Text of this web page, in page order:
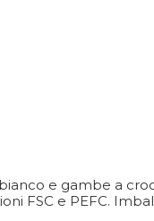
e gambe a
FSC e PEFC.